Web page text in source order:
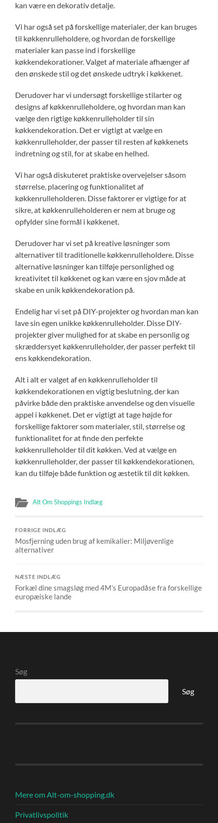
kan være en dekorativ detalje.
Vi har også set på forskellige materialer, der kan bruges
til køkkenrulleholdere, og hvordan de forskellige
materialer kan passe ind i forskellige
køkkendekorationer. Valget af materiale afhænger af
den ønskede stil og det ønskede udtryk i køkkenet.
Derudover har vi undersøgt forskellige stilarter og
designs af køkkenrulleholdere, og hvordan man kan
vælge den rigtige køkkenrulleholder til sin
køkkendekoration. Det er vigtigt at vælge en
køkkenrulleholder, der passer til resten af køkkenets
indretning og stil, for at skabe en helhed.
Vi har også diskuteret praktiske overvejelser såsom
størrelse, placering og funktionalitet af
køkkenrulleholderen. Disse faktorer er vigtige for at
sikre, at køkkenrulleholderen er nem at bruge og
opfylder sine formål i køkkenet.
Derudover har vi set på kreative løsninger som
alternativer til traditionelle køkkenrulleholdere. Disse
alternative løsninger kan tilføje personlighed og
kreativitet til køkkenet og kan være en sjov måde at
skabe en unik køkkendekoration på.
Endelig har vi set på DIY-projekter og hvordan man kan
lave sin egen unikke køkkenrulleholder. Disse DIY-
projekter giver mulighed for at skabe en personlig og
skræddersyet køkkenrulleholder, der passer perfekt til
ens køkkendekoration.
Alt i alt er valget af en køkkenrulleholder til
køkkendekorationen en vigtig beslutning, der kan
påvirke både den praktiske anvendelse og den visuelle
appel i køkkenet. Det er vigtigt at tage højde for
forskellige faktorer som materialer, stil, størrelse og
funktionalitet for at finde den perfekte
køkkenrulleholder til dit køkken. Ved at vælge en
køkkenrulleholder, der passer til køkkendekorationen,
kan du tilføje både funktion og æstetik til dit køkken.
Alt Om Shoppings Indlæg
FORRIGE INDLÆG
Mosfjerning uden brug af kemikalier: Miljøvenlige
alternativer
NÆSTE INDLÆG
Forkæl dine smagsløg med 4M’s Europadåse fra forskellige
europæiske lande
Søg
Søg
Mere om Alt-om-shopping.dk
Privatlivspolitik